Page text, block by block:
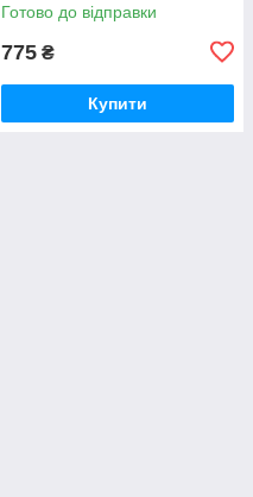
Готово до відправки
775 ₴
Купити